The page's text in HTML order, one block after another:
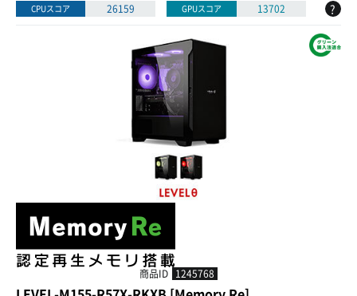
CPUスコア 26159 GPUスコア 13702 ?
商品ID 1245768